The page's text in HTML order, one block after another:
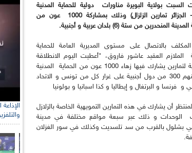
السبت بولاية البويرة مناورات
دولية للحماية المدنية
الجزائر تمارين الزلزال) وذلك بمشاركة 1000
عون من
المنحدرين من ستة (6) بلدان عربية و أجنبية.
بالاتصال على مستوى المديرية العامة للحماية
الملازم العقيد عاشور فاروق، "أعطيت اليوم الانطلاقة
الرسمية لتمارين يشارك فيها زهاء 1000 عون من الحماية المدنية
من بينهم 300 من دول أجنبية على غرار كل من تونس و الاتحاد
و فرنسا و البرتغال و إيطاليا و كذا اسبانيا و بولونيا
أن يشارك في هذه التمارين التمويهية الخاصة بالزلازل
الوحدات و ذلك عبر سبعة مواقع مختلفة في مدينة
بشلول بالقرب من سد تلسديت وكذلك في سور الغزلان